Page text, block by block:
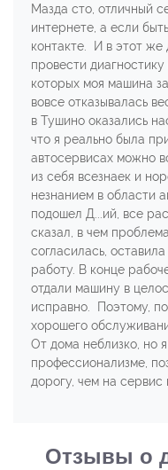
Мазда сто, отличный
интернете, а если
контакте. И в этот же
провести
которых моя машина
вовсе отказывалась
в Тушино оказались
что я реально была
автосервисах можно
из себя всезнаек и
незнанием в области
подошел Д...ий, все
сказал, в чем
согласилась,
работу. В конце
отдали машину в
исправно. Поэтому,
хорошего
От дома неблизко, но
профессионализме,
дорогу, чем на сервис
Отзывы о